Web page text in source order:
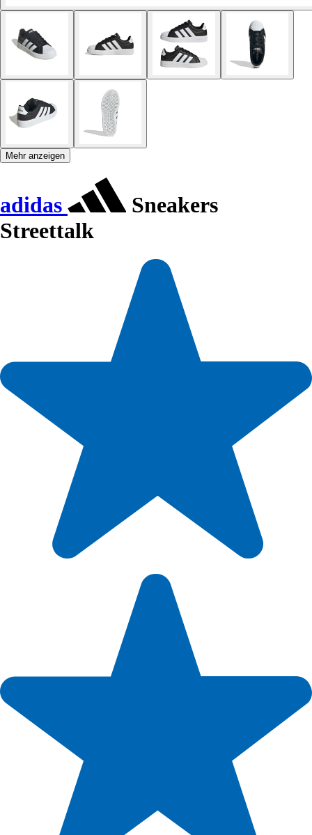
Mehr anzeigen
adidas
Sneakers
Streettalk